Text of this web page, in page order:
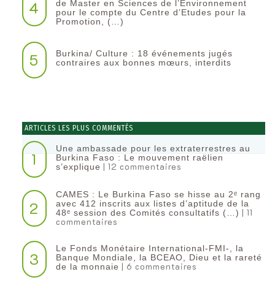
4
de Master en Sciences de l’Environnement
pour le compte du Centre d’Etudes pour la
Promotion, (…)
5
Burkina/ Culture : 18 événements jugés
contraires aux bonnes mœurs, interdits
ARTICLES LES PLUS COMMENTÉS
1
Une ambassade pour les extraterrestres au
Burkina Faso : Le mouvement raëlien
s’explique | 12 commentaires
2
CAMES : Le Burkina Faso se hisse au 2ᵉ rang
avec 412 inscrits aux listes d’aptitude de la
48ᵉ session des Comités consultatifs (…) | 11
commentaires
3
Le Fonds Monétaire International-FMI-, la
Banque Mondiale, la BCEAO, Dieu et la rareté
de la monnaie | 6 commentaires